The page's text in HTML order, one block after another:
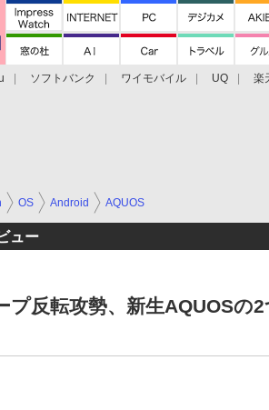
ソフトバンク ワイモバイル UQ 楽
OS Android AQUOS
ュー
プ反転攻勢、新生AQUOSの